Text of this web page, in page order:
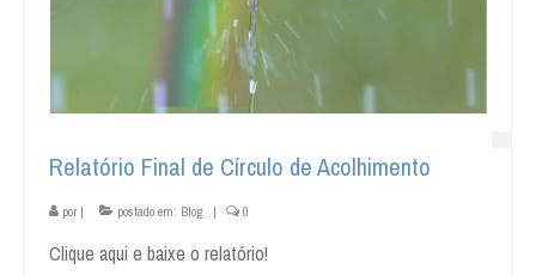
Relatório Final de Círculo de Acolhimento
por | postado em: Blog | 0
Clique aqui e baixe o relatório!